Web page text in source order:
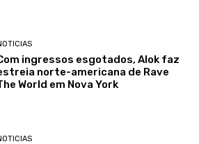
ingressos esgotados, Alok faz
norte-americana de Rave
World em Nova York